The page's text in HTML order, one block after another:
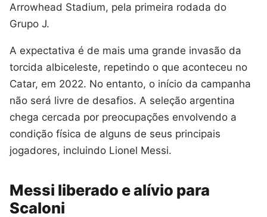
Arrowhead Stadium, pela primeira rodada do
Grupo J.
A expectativa é de mais uma grande invasão da
torcida albiceleste, repetindo o que aconteceu no
Catar, em 2022. No entanto, o início da campanha
não será livre de desafios. A seleção argentina
chega cercada por preocupações envolvendo a
condição física de alguns de seus principais
jogadores, incluindo Lionel Messi.
Messi liberado e alívio para
Scaloni